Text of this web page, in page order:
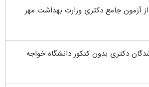
آزمون جامع دکتری وزارت بهداشت مهر
دکتری بدون کنکور دانشگاه خواجه